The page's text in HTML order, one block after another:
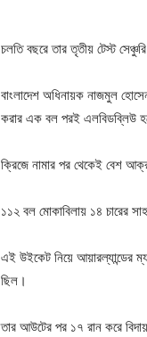
চলতি বছরে তার তৃতীয় টেস্ট
বাংলাদেশ অধিনায়ক নাজমুল
করার এক বল পরই এলবিডব্লিউ
ক্রিজে নামার পর থেকেই বেশ
১১২ বল মোকাবিলায় ১৪ চারের
এই উইকেট নিয়ে আয়ারল্যান্ডের
ছিল।
তার আউটের পর ১৭ রান করে